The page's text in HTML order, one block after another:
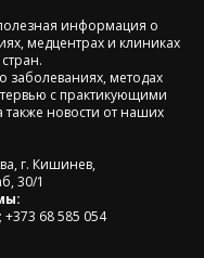
информация о
медцентрах и клиниках
заболеваниях, методах
с практикующими
новости от наших
г. Кишинев,
30/1
+373 68 585 054